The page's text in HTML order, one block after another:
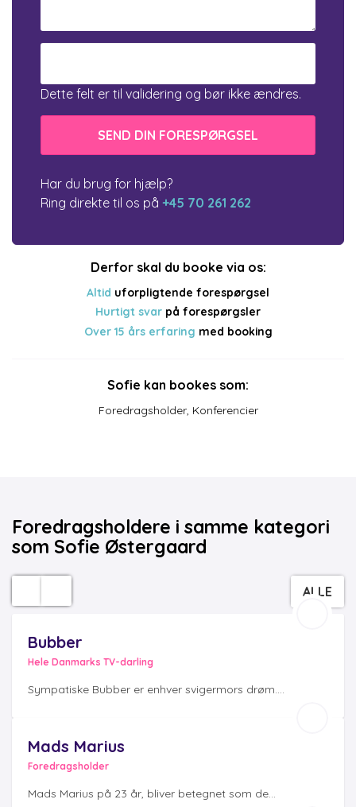
Dette felt er til validering og bør ikke ændres.
Har du brug for hjælp?
Ring direkte til os på +45 70 261 262
Derfor skal du booke via os:
Altid uforpligtende forespørgsel
Hurtigt svar på forespørgsler
Over 15 års erfaring med booking
Sofie kan bookes som:
Foredragsholder, Konferencier
Foredragsholdere i samme kategori
som Sofie Østergaard
ALLE
Bubber
Hele Danmarks TV-darling
Sympatiske Bubber er enhver svigermors drøm....
Mads Marius
Foredragsholder
Mads Marius på 23 år, bliver betegnet som de...